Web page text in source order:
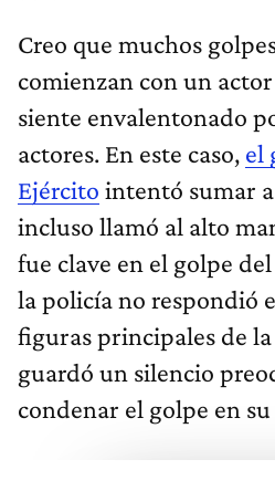
Creo que muchos
comienzan con un
siente envalentonado
actores. En este caso, el
Ejército intentó sumar
incluso llamó al alto
fue clave en el golpe
la policía no respondió
figuras principales de
guardó un silencio
condenar el golpe en